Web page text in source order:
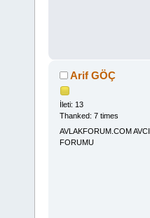
Arif GÖÇ
İleti: 13
Thanked: 7 times
AVLAKFORUM.COM AVCI
FORUMU